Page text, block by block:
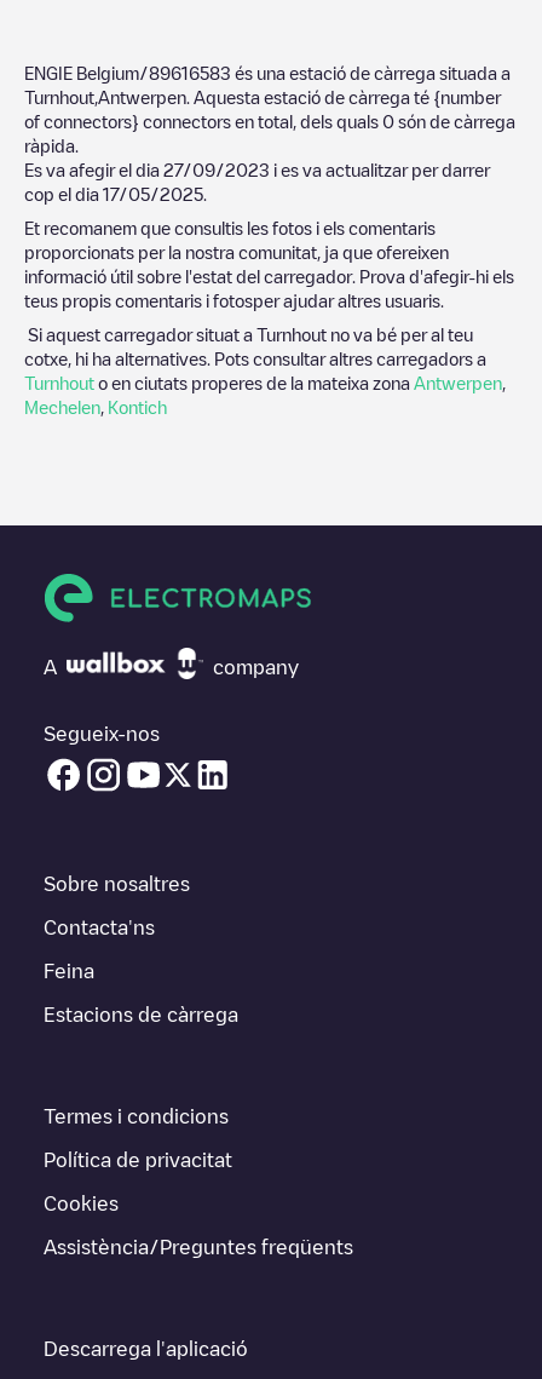
ENGIE Belgium/89616583 és una estació de càrrega situada a
Turnhout Antwerpen . Aquesta estació de càrrega té {number
of connectors} connectors en total, dels quals 0 són de càrrega
ràpida.
Es va afegir el dia 27/09/2023 i es va actualitzar per darrer
cop el dia 17/05/2025
Et recomanem que consultis les fotos i els comentaris
proporcionats per la nostra comunitat, ja que ofereixen
informació útil sobre l'estat del carregador. Prova d'afegir-hi els
teus propis comentaris i fotosper ajudar altres usuaris.
Si aquest carregador situat a Turnhout no va bé per al teu
cotxe, hi ha alternatives. Pots consultar altres carregadors a
Turnhout o en ciutats properes de la mateixa zona Antwerpen
Mechelen Kontich
A company
Segueix-nos
Sobre nosaltres
Contacta'ns
Feina
Estacions de càrrega
Termes i condicions
Política de privacitat
Cookies
Assistència/Preguntes freqüents
Descarrega l'aplicació